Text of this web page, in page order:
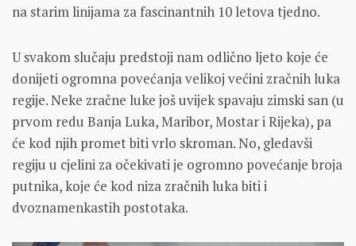
na starim linijama za fascinantnih 10 letova tjedno.
U svakom slučaju predstoji nam odlično ljeto koje će
donijeti ogromna povećanja velikoj većini zračnih luka
regije. Neke zračne luke još uvijek spavaju zimski san (u
prvom redu Banja Luka, Maribor, Mostar i Rijeka), pa
će kod njih promet biti vrlo skroman. No, gledavši
regiju u cjelini za očekivati je ogromno povećanje broja
putnika, koje će kod niza zračnih luka biti i
dvoznamenkastih postotaka.